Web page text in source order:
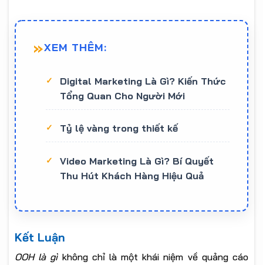
XEM THÊM:
Digital Marketing Là Gì? Kiến Thức
Tổng Quan Cho Người Mới
Tỷ lệ vàng trong thiết kế
Video Marketing Là Gì? Bí Quyết
Thu Hút Khách Hàng Hiệu Quả
Kết Luận
OOH là gìkhông chỉ là một khái niệm về quảng cáo